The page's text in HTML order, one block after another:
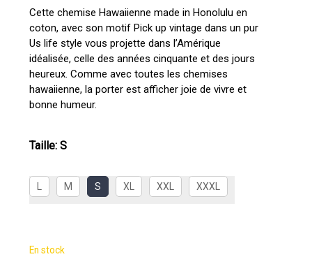
initial
était :
69,90 €.
actuel
est :
59,90 €.
Cette chemise Hawaiienne made in Honolulu en
coton, avec son motif Pick up vintage dans un pur
Us life style vous projette dans l’Amérique
idéalisée, celle des années cinquante et des jours
heureux. Comme avec toutes les chemises
hawaiienne, la porter est afficher joie de vivre et
bonne humeur.
Taille: S
M S XL XXL XXXL
En stock